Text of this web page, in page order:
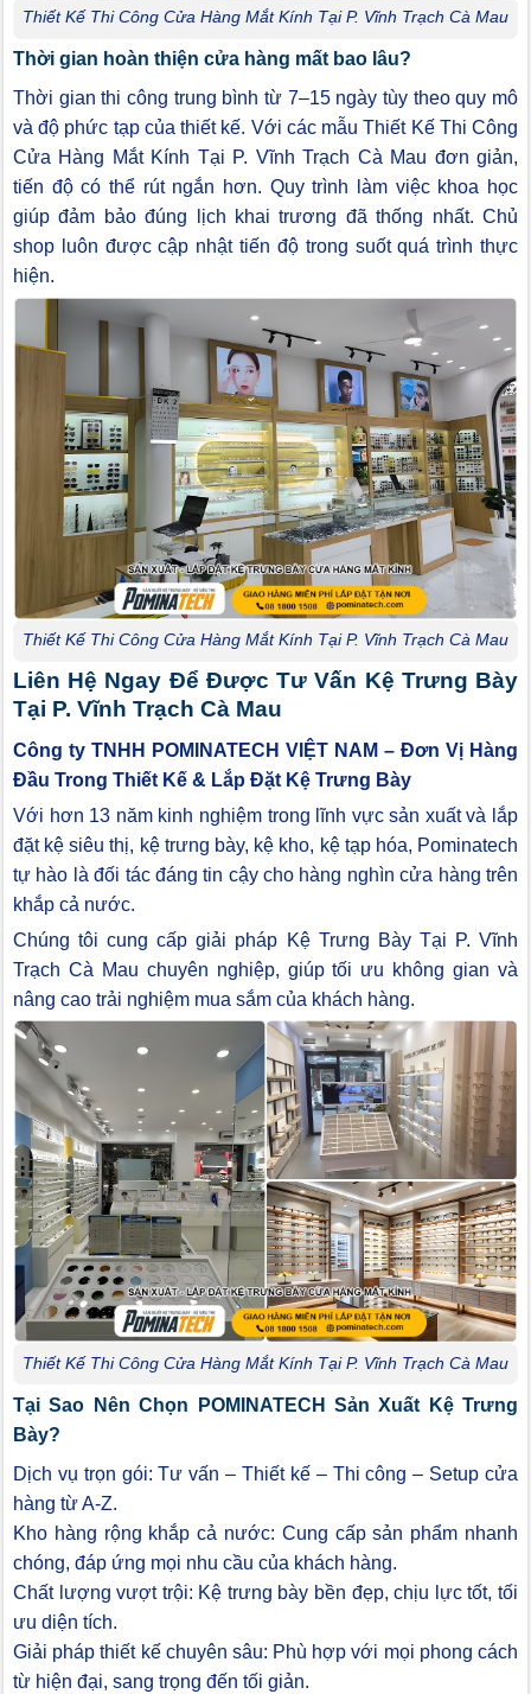
Thiết Kế Thi Công Cửa Hàng Mắt Kính Tại P. Vĩnh Trạch Cà Mau
Thời gian hoàn thiện cửa hàng mất bao lâu?
Thời gian thi công trung bình từ 7–15 ngày tùy theo quy mô
và độ phức tạp của thiết kế. Với các mẫu Thiết Kế Thi Công
Cửa Hàng Mắt Kính Tại P. Vĩnh Trạch Cà Mau đơn giản,
tiến độ có thể rút ngắn hơn. Quy trình làm việc khoa học
giúp đảm bảo đúng lịch khai trương đã thống nhất. Chủ
shop luôn được cập nhật tiến độ trong suốt quá trình thực
hiện.
Thiết Kế Thi Công Cửa Hàng Mắt Kính Tại P. Vĩnh Trạch Cà Mau
Liên Hệ Ngay Để Được Tư Vấn Kệ Trưng Bày
Tại P. Vĩnh Trạch Cà Mau
Công ty TNHH POMINATECH VIỆT NAM – Đơn Vị Hàng
Đầu Trong Thiết Kế & Lắp Đặt Kệ Trưng Bày
Với hơn 13 năm kinh nghiệm trong lĩnh vực sản xuất và lắp
đặt kệ siêu thị, kệ trưng bày, kệ kho, kệ tạp hóa, Pominatech
tự hào là đối tác đáng tin cậy cho hàng nghìn cửa hàng trên
khắp cả nước.
Chúng tôi cung cấp giải pháp Kệ Trưng Bày Tại P. Vĩnh
Trạch Cà Mau chuyên nghiệp, giúp tối ưu không gian và
nâng cao trải nghiệm mua sắm của khách hàng.
Thiết Kế Thi Công Cửa Hàng Mắt Kính Tại P. Vĩnh Trạch Cà Mau
Tại Sao Nên Chọn POMINATECH Sản Xuất Kệ Trưng
Bày?
Dịch vụ trọn gói: Tư vấn – Thiết kế – Thi công – Setup cửa
hàng từ A-Z.
Kho hàng rộng khắp cả nước: Cung cấp sản phẩm nhanh
chóng, đáp ứng mọi nhu cầu của khách hàng.
Chất lượng vượt trội: Kệ trưng bày bền đẹp, chịu lực tốt, tối
ưu diện tích.
Giải pháp thiết kế chuyên sâu: Phù hợp với mọi phong cách
từ hiện đại, sang trọng đến tối giản.